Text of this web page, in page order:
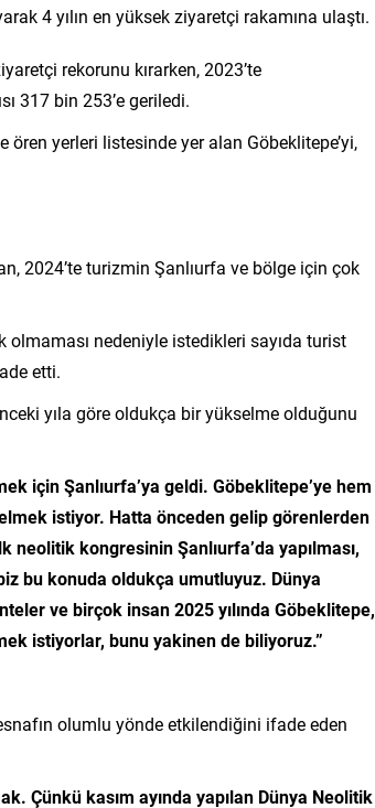
4 yılın en yüksek ziyaretçi rakamına ulaştı.
rekorunu kırarken, 2023’te
317 bin 253’e geriledi.
ören yerleri listesinde yer alan Göbeklitepe’yi,
2024’te turizmin Şanlıurfa ve bölge için çok
olmaması nedeniyle istedikleri sayıda turist
etti.
yıla göre oldukça bir yükselme olduğunu
için Şanlıurfa’ya geldi. Göbeklitepe’ye hem
istiyor. Hatta önceden gelip görenlerden
kongresinin Şanlıurfa’da yapılması,
bu konuda oldukça umutluyuz. Dünya
ve birçok insan 2025 yılında Göbeklitepe,
istiyorlar, bunu yakinen de biliyoruz.”
olumlu yönde etkilendiğini ifade eden
Çünkü kasım ayında yapılan Dünya Neolitik